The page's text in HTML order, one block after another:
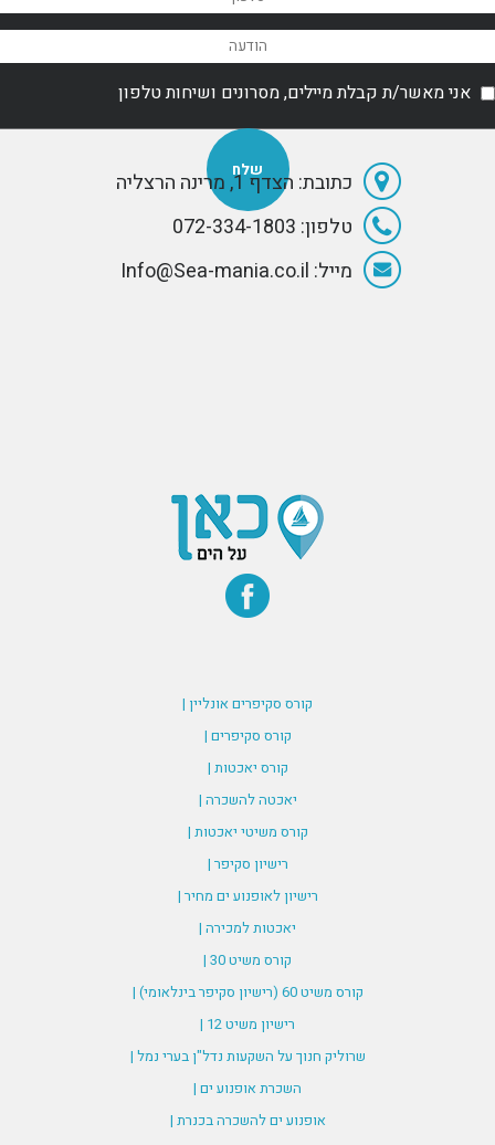
אני מאשר/ת קבלת מיילים, מסרונים ושיחות טלפון
כתובת: הצדף 1, מרינה הרצליה
טלפון: 072-334-1803
מייל: Info@Sea-mania.co.il
קורס סקיפרים אונליין |
קורס סקיפרים |
קורס יאכטות |
יאכטה להשכרה |
קורס משיטי יאכטות |
רישיון סקיפר |
רישיון לאופנוע ים מחיר |
יאכטות למכירה |
קורס משיט 30 |
קורס משיט 60 (רישיון סקיפר בינלאומי) |
רישיון משיט 12 |
שרוליק חנוך על השקעות נדל"ן בערי נמל |
השכרת אופנוע ים |
אופנוע ים להשכרה בכנרת |